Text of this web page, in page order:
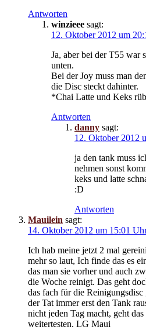
Antworten
winzieee sagt:
12. Oktober 2012 um
Ja, aber bei der T55 war
unten.
Bei der Joy muss man
die Disc steckt dahinter.
*Chai Latte und Keks
Antworten
danny sagt:
12. Oktober 2012
ja den tank muss
nehmen sonst
keks und latte
:D
Antworten
Mauilein sagt:
14. Oktober 2012 um 15:01
Ich hab meine jetzt 2 mal
mehr so laut, Ich finde das es
das man sie vorher und auch
die Woche reinigt. Das geht
das fach für die
der Tat immer erst den Tank
nicht jeden Tag macht, geht
weitertesten. LG Maui